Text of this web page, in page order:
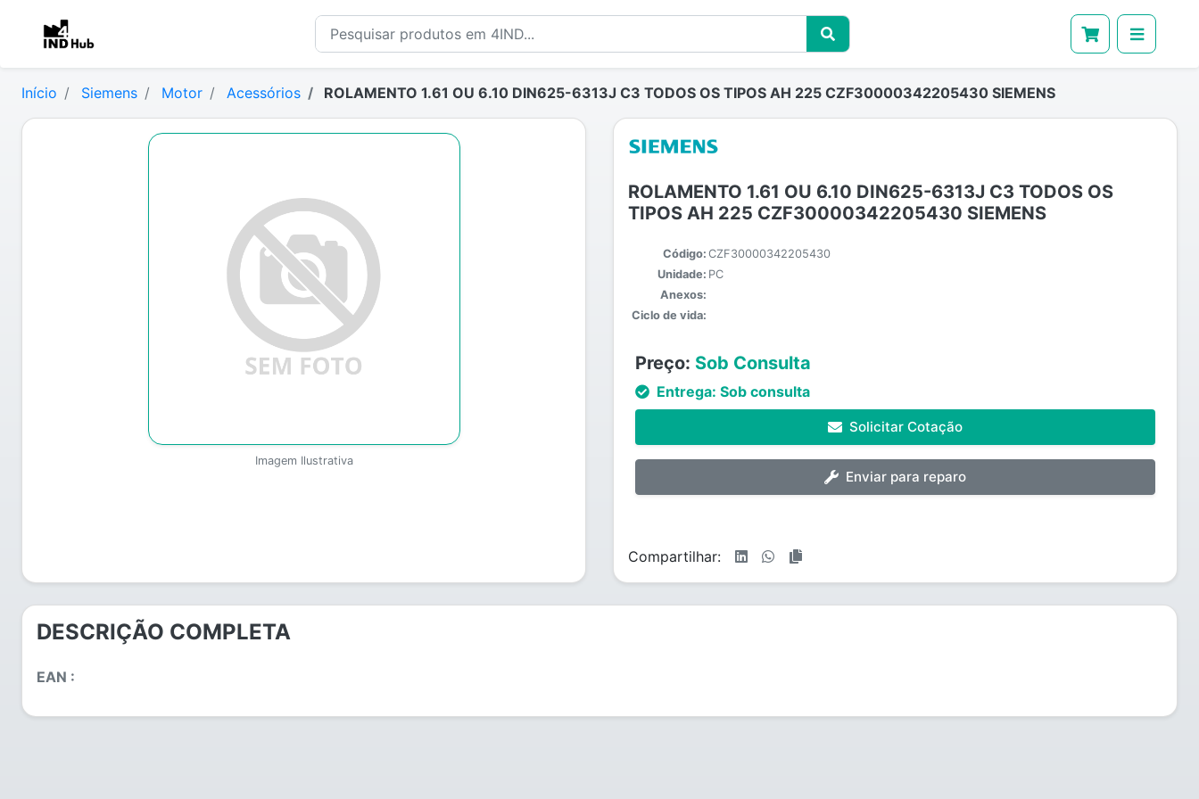
Início Siemens Motor Acessórios ROLAMENTO 1.61 OU 6.10 DIN625-6313J C3 TODOS OS TIPOS AH 225 CZF30000342205430 SIEMENS
Imagem Ilustrativa
ROLAMENTO 1.61 OU 6.10 DIN625-6313J C3 TODOS OS
TIPOS AH 225 CZF30000342205430 SIEMENS
Código: CZF30000342205430
Unidade: PC
Anexos:
Ciclo de vida:
Preço: Sob Consulta
Entrega: Sob consulta
Solicitar Cotação
Enviar para reparo
Compartilhar:
DESCRIÇÃO COMPLETA
EAN :